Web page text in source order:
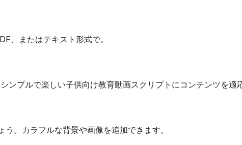
、またはテキスト形式で。
プルで楽しい子供向け教育動画スクリプトにコンテンツを適
。カラフルな背景や画像を追加できます。